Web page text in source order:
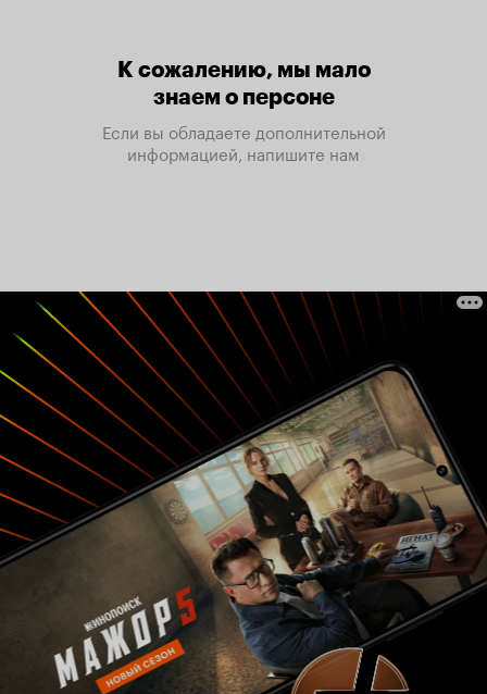
К сожалению, мы мало
знаем о персоне
Если вы обладаете дополнительной
информацией, напишите нам